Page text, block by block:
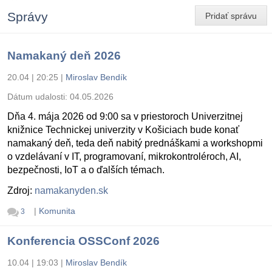
Pridať správu
Správy
Namakaný deň 2026
20.04 | 20:25 | Miroslav Bendík
Dátum udalosti: 04.05.2026
Dňa 4. mája 2026 od 9:00 sa v priestoroch Univerzitnej
knižnice Technickej univerzity v Košiciach bude konať
namakaný deň, teda deň nabitý prednáškami a workshopmi
o vzdelávaní v IT, programovaní, mikrokontroléroch, AI,
bezpečnosti, IoT a o ďalších témach.
Zdroj: namakanyden.sk
3 | Komunita
Konferencia OSSConf 2026
10.04 | 19:03 | Miroslav Bendík